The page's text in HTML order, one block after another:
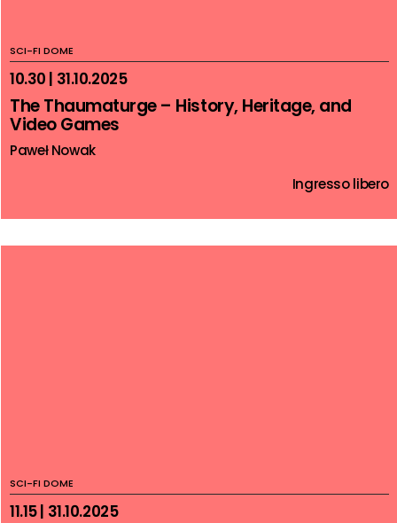
SCI-FI DOME
10.30 | 31.10.2025
The Thaumaturge – History, Heritage, and
Video Games
Paweł Nowak
Ingresso libero
SCI-FI DOME
11.15 | 31.10.2025